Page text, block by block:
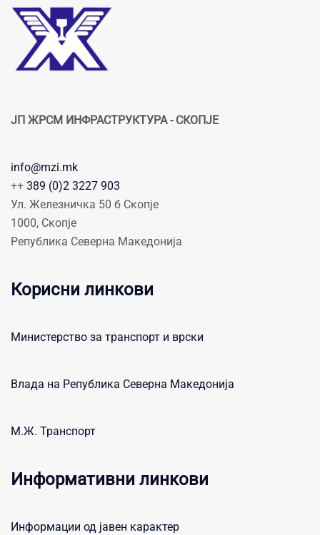
ЈП ЖРСМ ИНФРАСТРУКТУРА - СКОПЈЕ
info@mzi.mk
++ 389 (0)2 3227 903
Ул. Железничка 50 б Скопје
1000, Скопје
Република Северна Македонија
Корисни линкови
Министерство за транспорт и врски
Влада на Република Северна Македонија
М.Ж. Транспорт
Информативни линкови
Информации од јавен карактер